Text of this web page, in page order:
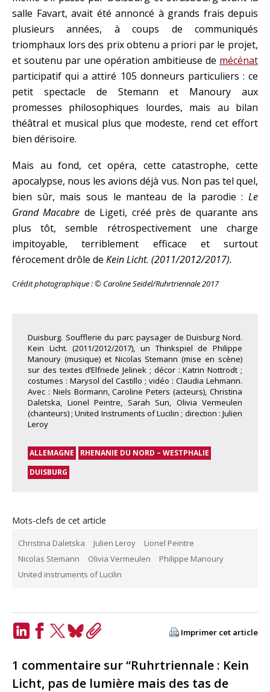
salle Favart, avait été annoncé à grands frais depuis
plusieurs années, à coups de communiqués
triomphaux lors des prix obtenu a priori par le projet,
et soutenu par une opération ambitieuse de mécénat
participatif qui a attiré 105 donneurs particuliers : ce
petit spectacle de Stemann et Manoury aux
promesses philosophiques lourdes, mais au bilan
théâtral et musical plus que modeste, rend cet effort
bien dérisoire.
Mais au fond, cet opéra, cette catastrophe, cette
apocalypse, nous les avions déjà vus. Non pas tel quel,
bien sûr, mais sous le manteau de la parodie : Le
Grand Macabre de Ligeti, créé près de quarante ans
plus tôt, semble rétrospectivement une charge
impitoyable, terriblement efficace et surtout
férocement drôle de Kein Licht. (2011/2012/2017).
Crédit photographique : © Caroline Seidel/Ruhrtriennale 2017
Duisburg. Soufflerie du parc paysager de Duisburg Nord.
Kein Licht. (2011/2012/2017), un Thinkspiel de Philippe
Manoury (musique) et Nicolas Stemann (mise en scène)
sur des textes d’Elfriede Jelinek ; décor : Katrin Nottrodt ;
costumes : Marysol del Castillo ; vidéo : Claudia Lehmann.
Avec : Niels Bormann, Caroline Peters (acteurs), Christina
Daletska, Lionel Peintre, Sarah Sun, Olivia Vermeulen
(chanteurs) ; United Instruments of Lucilin ; direction : Julien
Leroy
ALLEMAGNE
RHENANIE DU NORD – WESTPHALIE
DUISBURG
Mots-clefs de cet article
Christina Daletska Julien Leroy
Lionel Peintre
Nicolas Stemann
Olivia Vermeulen
Philippe Manoury
United instruments of Lucilin
Link
Imprimer cet article
1 commentaire sur “Ruhrtriennale : Kein
Licht, pas de lumière mais des tas de